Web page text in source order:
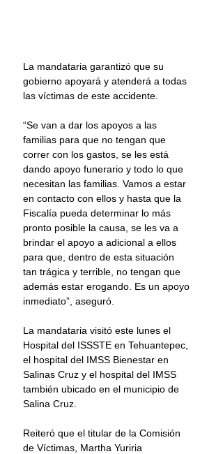
La mandataria garantizó que su
gobierno apoyará y atenderá a todas
las víctimas de este accidente.
“Se van a dar los apoyos a las
familias para que no tengan que
correr con los gastos, se les está
dando apoyo funerario y todo lo que
necesitan las familias. Vamos a estar
en contacto con ellos y hasta que la
Fiscalía pueda determinar lo más
pronto posible la causa, se les va a
brindar el apoyo a adicional a ellos
para que, dentro de esta situación
tan trágica y terrible, no tengan que
además estar erogando. Es un apoyo
inmediato”, aseguró.
La mandataria visitó este lunes el
Hospital del ISSSTE en Tehuantepec,
el hospital del IMSS Bienestar en
Salinas Cruz y el hospital del IMSS
también ubicado en el municipio de
Salina Cruz.
Reiteró que el titular de la Comisión
de Víctimas, Martha Yuriria